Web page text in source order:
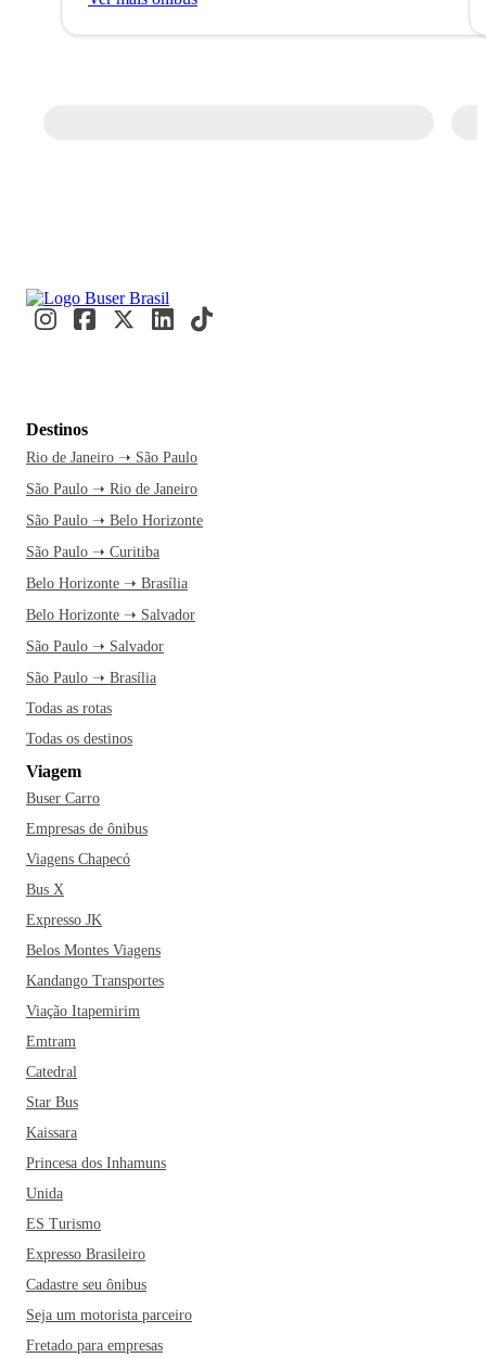
Destinos
Rio de Janeiro ➝ São Paulo
São Paulo ➝ Rio de Janeiro
São Paulo ➝ Belo Horizonte
São Paulo ➝ Curitiba
Belo Horizonte ➝ Brasília
Belo Horizonte ➝ Salvador
São Paulo ➝ Salvador
São Paulo ➝ Brasília
Todas as rotas
Todas os destinos
Viagem
Buser Carro
Empresas de ônibus
Viagens Chapecó
Bus X
Expresso JK
Belos Montes Viagens
Kandango Transportes
Viação Itapemirim
Emtram
Catedral
Star Bus
Kaissara
Princesa dos Inhamuns
Unida
ES Turismo
Expresso Brasileiro
Cadastre seu ônibus
Seja um motorista parceiro
Fretado para empresas